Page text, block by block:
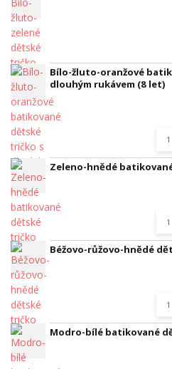
Bílo-žluto-oranžové
dlouhým rukávem (8 let)
Zeleno-hnědé
Béžovo-růžovo-hnědé
Modro-bílé batikované